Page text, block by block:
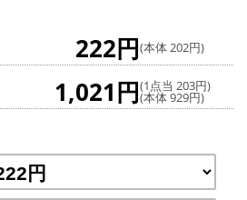
222円(本体 202円)
1,021円(1点当 203円)
(本体 929円)